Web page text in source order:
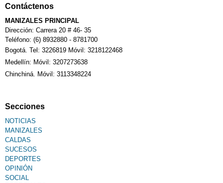
Contáctenos
MANIZALES PRINCIPAL
Dirección: Carrera 20 # 46- 35
Teléfono: (6) 8932880 - 8781700
Bogotá. Tel: 3226819 Móvil: 3218122468
Medellín: Móvil: 3207273638
Chinchiná. Móvil: 3113348224
Secciones
NOTICIAS
MANIZALES
CALDAS
SUCESOS
DEPORTES
OPINIÓN
SOCIAL